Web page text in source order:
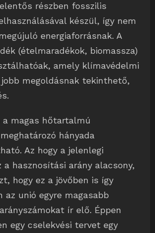
részben fosszilis
készül, így nem
energiaforrásnak. A
(ételmaradékok, biomassza)
amely klímavédelmi
megoldásnak tekinthető,
a magas hőtartalmú
hányada
Az hogy a jelenlegi
hasznosítási arány alacsony,
hogy ez a jövőben is így
az unió egyre magasabb
ír elő. Éppen
egy cselekvési tervet egy